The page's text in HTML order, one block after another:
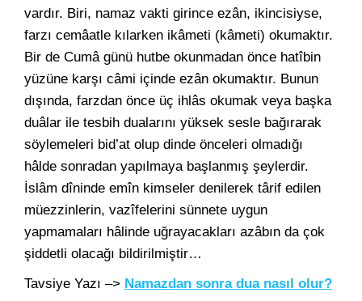
vardır. Biri, namaz vakti girince ezân, ikincisiyse,
farzı cemâatle kılarken ikâmeti (kâmeti) okumaktır.
Bir de Cumâ günü hutbe okunmadan önce hatîbin
yüzüne karşı câmi içinde ezân okumaktır. Bunun
dışında, farzdan önce üç ihlâs okumak veya başka
duâlar ile tesbih dualarını yüksek sesle bağırarak
söylemeleri bid’at olup dinde önceleri olmadığı
hâlde sonradan yapılmaya başlanmış şeylerdir.
İslâm dîninde emîn kimseler denilerek târif edilen
müezzinlerin, vazîfelerini sünnete uygun
yapmamaları hâlinde uğrayacakları azâbın da çok
şiddetli olacağı bildirilmiştir…
Tavsiye Yazı –> Namazdan sonra dua nasıl olur?